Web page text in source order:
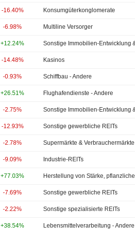
-16.40% Konsumgüterkonglomerate
-6.98% Multiline Versorger
+12.24%
-14.48% Kasinos
-0.93% Schiffbau - Andere
+26.51% Flughafendienste - Andere
-2.75%
-12.93% Sonstige gewerbliche REITs
-2.78% Supermärkte & Verbrauchermärkte
-9.09% Industrie-REITs
+77.03%
-7.69% Sonstige gewerbliche REITs
-2.22% Sonstige spezialisierte REITs
+38.54% Lebensmittelverarbeitung - Andere